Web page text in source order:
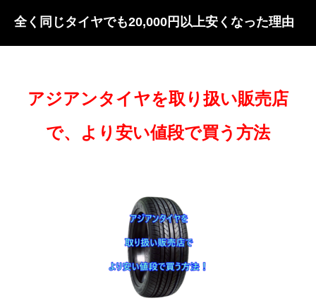
全く同じタイヤでも20,000円以上安くなった理由
アジアンタイヤを取り扱い販売店
で、より安い値段で買う方法